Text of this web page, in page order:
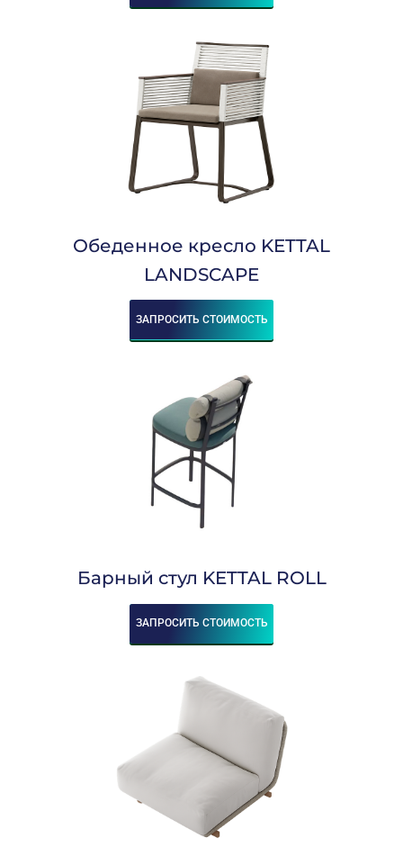
Обеденное кресло KETTAL
LANDSCAPE
ЗАПРОСИТЬ СТОИМОСТЬ
Барный стул KETTAL ROLL
ЗАПРОСИТЬ СТОИМОСТЬ